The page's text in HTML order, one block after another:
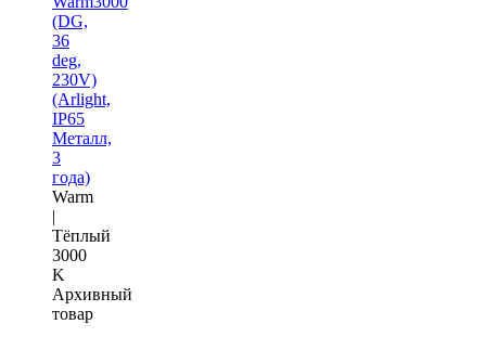
(DG,
36
deg,
230V)
(Arlight,
IP65
Металл,
3
года)
Warm
|
Тёплый
3000
K
Архивный
товар